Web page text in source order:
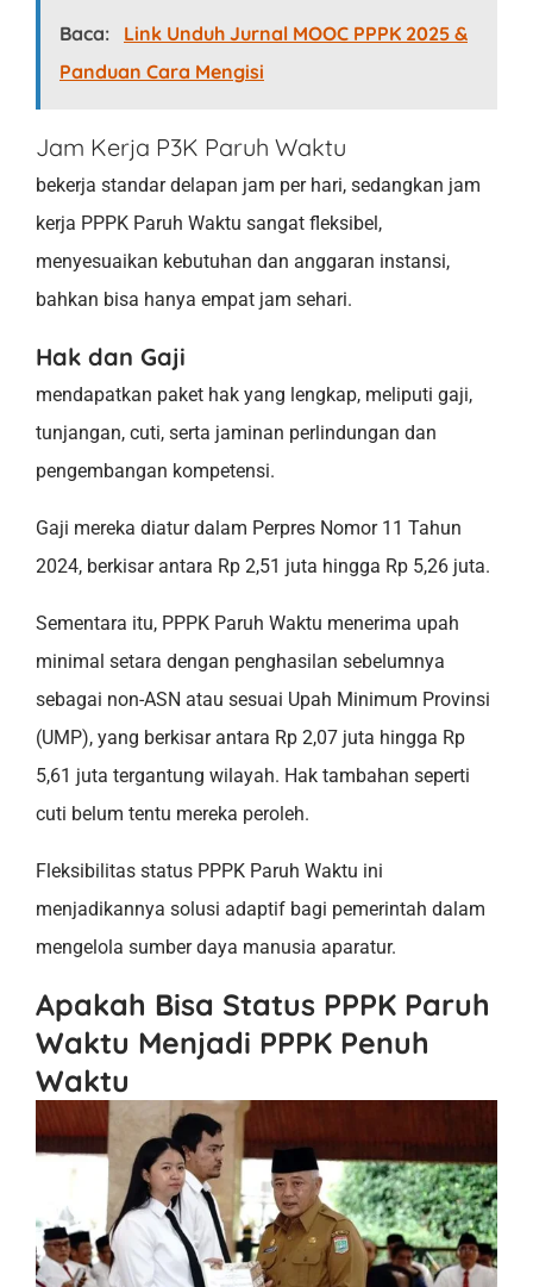
Baca:
Link Unduh Jurnal MOOC PPPK 2025 &
Panduan Cara Mengisi
Jam Kerja P3K Paruh Waktu
bekerja standar delapan jam per hari, sedangkan jam
kerja PPPK Paruh Waktu sangat fleksibel,
menyesuaikan kebutuhan dan anggaran instansi,
bahkan bisa hanya empat jam sehari.
Hak dan Gaji
mendapatkan paket hak yang lengkap, meliputi gaji,
tunjangan, cuti, serta jaminan perlindungan dan
pengembangan kompetensi.
Gaji mereka diatur dalam Perpres Nomor 11 Tahun
2024, berkisar antara Rp 2,51 juta hingga Rp 5,26 juta.
Sementara itu, PPPK Paruh Waktu menerima upah
minimal setara dengan penghasilan sebelumnya
sebagai non-ASN atau sesuai Upah Minimum Provinsi
(UMP), yang berkisar antara Rp 2,07 juta hingga Rp
5,61 juta tergantung wilayah. Hak tambahan seperti
cuti belum tentu mereka peroleh.
Fleksibilitas status PPPK Paruh Waktu ini
menjadikannya solusi adaptif bagi pemerintah dalam
mengelola sumber daya manusia aparatur.
Apakah Bisa Status PPPK Paruh
Waktu Menjadi PPPK Penuh
Waktu